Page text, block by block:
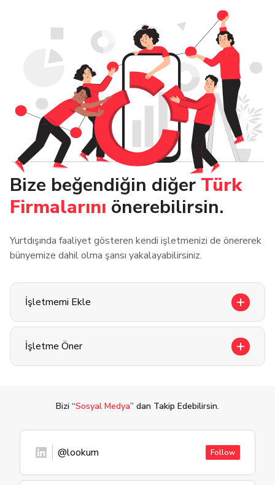
Bize beğendiğin diğer Türk
Firmalarını önerebilirsin.
Yurtdışında faaliyet gösteren kendi işletmenizi de önererek
bünyemize dahil olma şansı yakalayabilirsiniz.
İşletmemi Ekle
İşletme Öner
Bizi “Sosyal Medya” dan Takip Edebilirsin.
@lookum Follow